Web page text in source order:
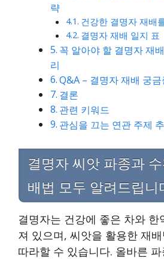
략
건강한 결명자 재배
결명자 재배 일지 표
꼭 알아야 할 결명자 재
리
Q&A – 결명자 재배 궁금
결론
관련 키워드
관심을 끄는 연관 주제
결명자 씨앗 파종과
배법 모두 알려드립니
결명자는 건강에 좋은 차와 한
져 있으며, 씨앗을 활용한 재
따라할 수 있습니다. 올바른